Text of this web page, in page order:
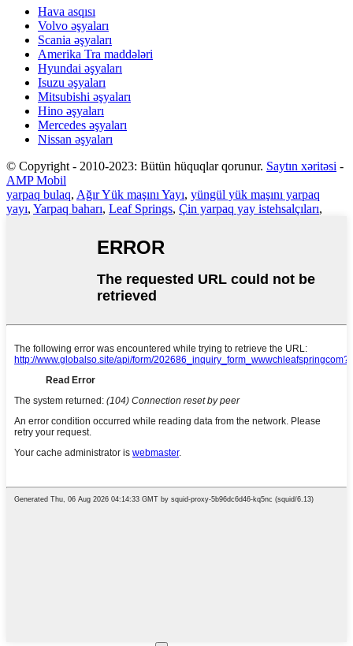
Hava asqısı
Volvo əşyaları
Scania əşyaları
Amerika Tra maddələri
Hyundai əşyaları
Isuzu əşyaları
Mitsubishi əşyaları
Hino əşyaları
Mercedes əşyaları
Nissan əşyaları
© Copyright - 2010-2023: Bütün hüquqlar qorunur. Saytın xəritəsi -
AMP Mobil
yarpaq bulaq, Ağır Yük maşını Yayı, yüngül yük maşını yarpaq
yayı, Yarpaq baharı, Leaf Springs, Çin yarpaq yay istehsalçıları,